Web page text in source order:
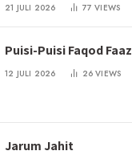
21 JULI 2026 77VIEWS
Puisi-Puisi Faqod Faaz
12 JULI 2026 26VIEWS
Jarum Jahit